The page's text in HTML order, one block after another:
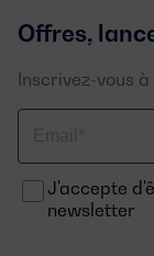
Offres,
Inscrivez-vous
J'accepte
newsletter